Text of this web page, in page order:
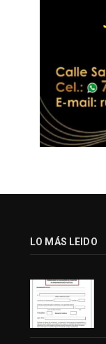
LO MÁS LEIDO